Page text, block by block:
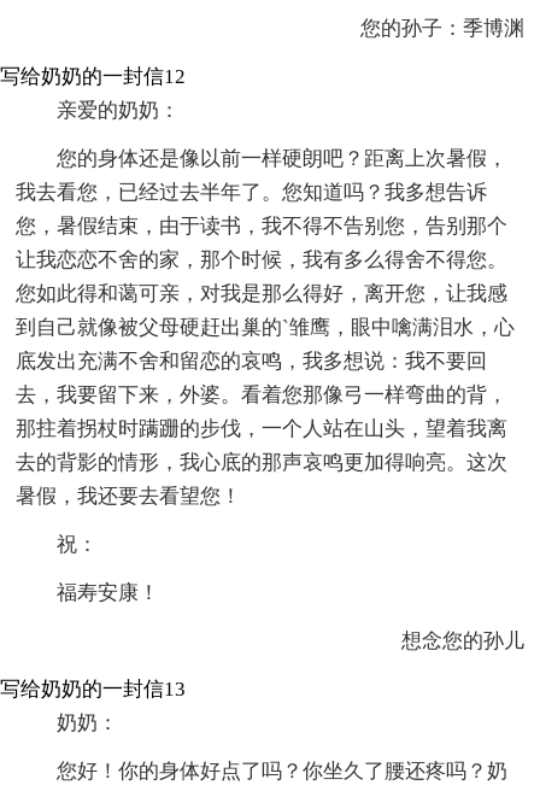
您的孙子：季博渊
写给奶奶的一封信12
亲爱的奶奶：
您的身体还是像以前一样硬朗吧？距离上次暑假，
我去看您，已经过去半年了。您知道吗？我多想告诉
您，暑假结束，由于读书，我不得不告别您，告别那个
让我恋恋不舍的家，那个时候，我有多么得舍不得您。
您如此得和蔼可亲，对我是那么得好，离开您，让我感
到自己就像被父母硬赶出巢的`雏鹰，眼中噙满泪水，心
底发出充满不舍和留恋的哀鸣，我多想说：我不要回
去，我要留下来，外婆。看着您那像弓一样弯曲的背，
那拄着拐杖时蹒跚的步伐，一个人站在山头，望着我离
去的背影的情形，我心底的那声哀鸣更加得响亮。这次
暑假，我还要去看望您！
祝：
福寿安康！
想念您的孙儿
写给奶奶的一封信13
奶奶：
您好！你的身体好点了吗？你坐久了腰还疼吗？奶